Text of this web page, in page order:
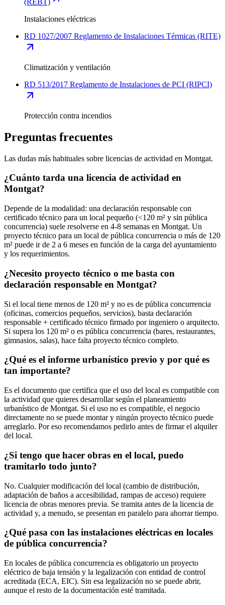
(REBT)
Instalaciones eléctricas
RD 1027/2007 Reglamento de Instalaciones Térmicas (RITE)
Climatización y ventilación
RD 513/2017 Reglamento de Instalaciones de PCI (RIPCI)
Protección contra incendios
Preguntas frecuentes
Las dudas más habituales sobre licencias de actividad en Montgat.
¿Cuánto tarda una licencia de actividad en
Montgat?
Depende de la modalidad: una declaración responsable con
certificado técnico para un local pequeño (<120 m² y sin pública
concurrencia) suele resolverse en 4-8 semanas en Montgat. Un
proyecto técnico para un local de pública concurrencia o más de 120
m² puede ir de 2 a 6 meses en función de la carga del ayuntamiento
y los requerimientos.
¿Necesito proyecto técnico o me basta con
declaración responsable en Montgat?
Si el local tiene menos de 120 m² y no es de pública concurrencia
(oficinas, comercios pequeños, servicios), basta declaración
responsable + certificado técnico firmado por ingeniero o arquitecto.
Si supera los 120 m² o es pública concurrencia (bares, restaurantes,
gimnasios, salas), hace falta proyecto técnico completo.
¿Qué es el informe urbanístico previo y por qué es
tan importante?
Es el documento que certifica que el uso del local es compatible con
la actividad que quieres desarrollar según el planeamiento
urbanístico de Montgat. Si el uso no es compatible, el negocio
directamente no se puede montar y ningún proyecto técnico puede
arreglarlo. Por eso recomendamos pedirlo antes de firmar el alquiler
del local.
¿Si tengo que hacer obras en el local, puedo
tramitarlo todo junto?
No. Cualquier modificación del local (cambio de distribución,
adaptación de baños a accesibilidad, rampas de acceso) requiere
licencia de obras menores previa. Se tramita antes de la licencia de
actividad y, a menudo, se presentan en paralelo para ahorrar tiempo.
¿Qué pasa con las instalaciones eléctricas en locales
de pública concurrencia?
En locales de pública concurrencia es obligatorio un proyecto
eléctrico de baja tensión y la legalización con entidad de control
acreditada (ECA, EIC). Sin esa legalización no se puede abrir,
aunque el resto de la documentación esté tramitada.